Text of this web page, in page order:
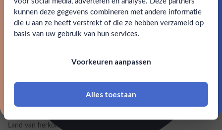
Ja Nee
18 jaar of ouder zijn
SPECIFICATIES
Alcohol 47.00%
Kleurstoffen
Inhoud
Land van herkomst
kunnen deze gegevens combineren met andere informatie
die u aan ze heeft verstrekt of die ze hebben verzameld op
basis van uw gebruik van hun services.
Voorkeuren aanpassen
Alles toestaan
Claim mijn korting